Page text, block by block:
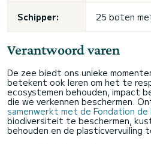
Schipper: 25 boten
Verantwoord varen
De zee biedt ons unieke
betekent ook leren om het te
ecosystemen behouden, impact
die we verkennen beschermen.
samenwerkt met de Fondation de
biodiversiteit te beschermen,
behouden en de plasticvervuiling